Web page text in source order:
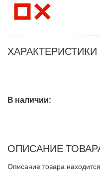
ХАРАКТЕРИСТИКИ
В наличии:
ОПИСАНИЕ
Описание товара